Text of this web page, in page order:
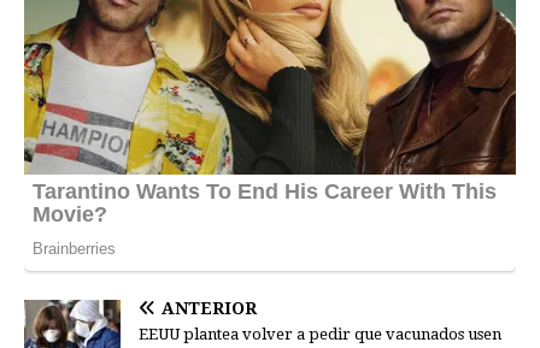
ANTERIOR
EEUU plantea volver a pedir que vacunados usen